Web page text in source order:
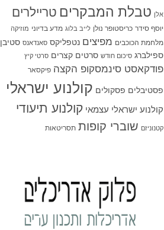
אלן טבלת המבקרים טריילרים
יוסף סידר כריסטופר נולן לייב בלוג מדע בדיוני מוזיקה
מלחמת הכוכבים מפיצים נטפליקס סאנדאנס סטיבן
ספילברג סיכום חודש סרטים קצרים סרטי קיץ
פודקאסט סינמסקופ הקצה פיקסאר
פסטיבלים פסקולים קולנוע ישראלי
קולנוע ישראלי עצמאי קולנוע תיעודי
קטנוניזם שוברי קופות תסריטאות